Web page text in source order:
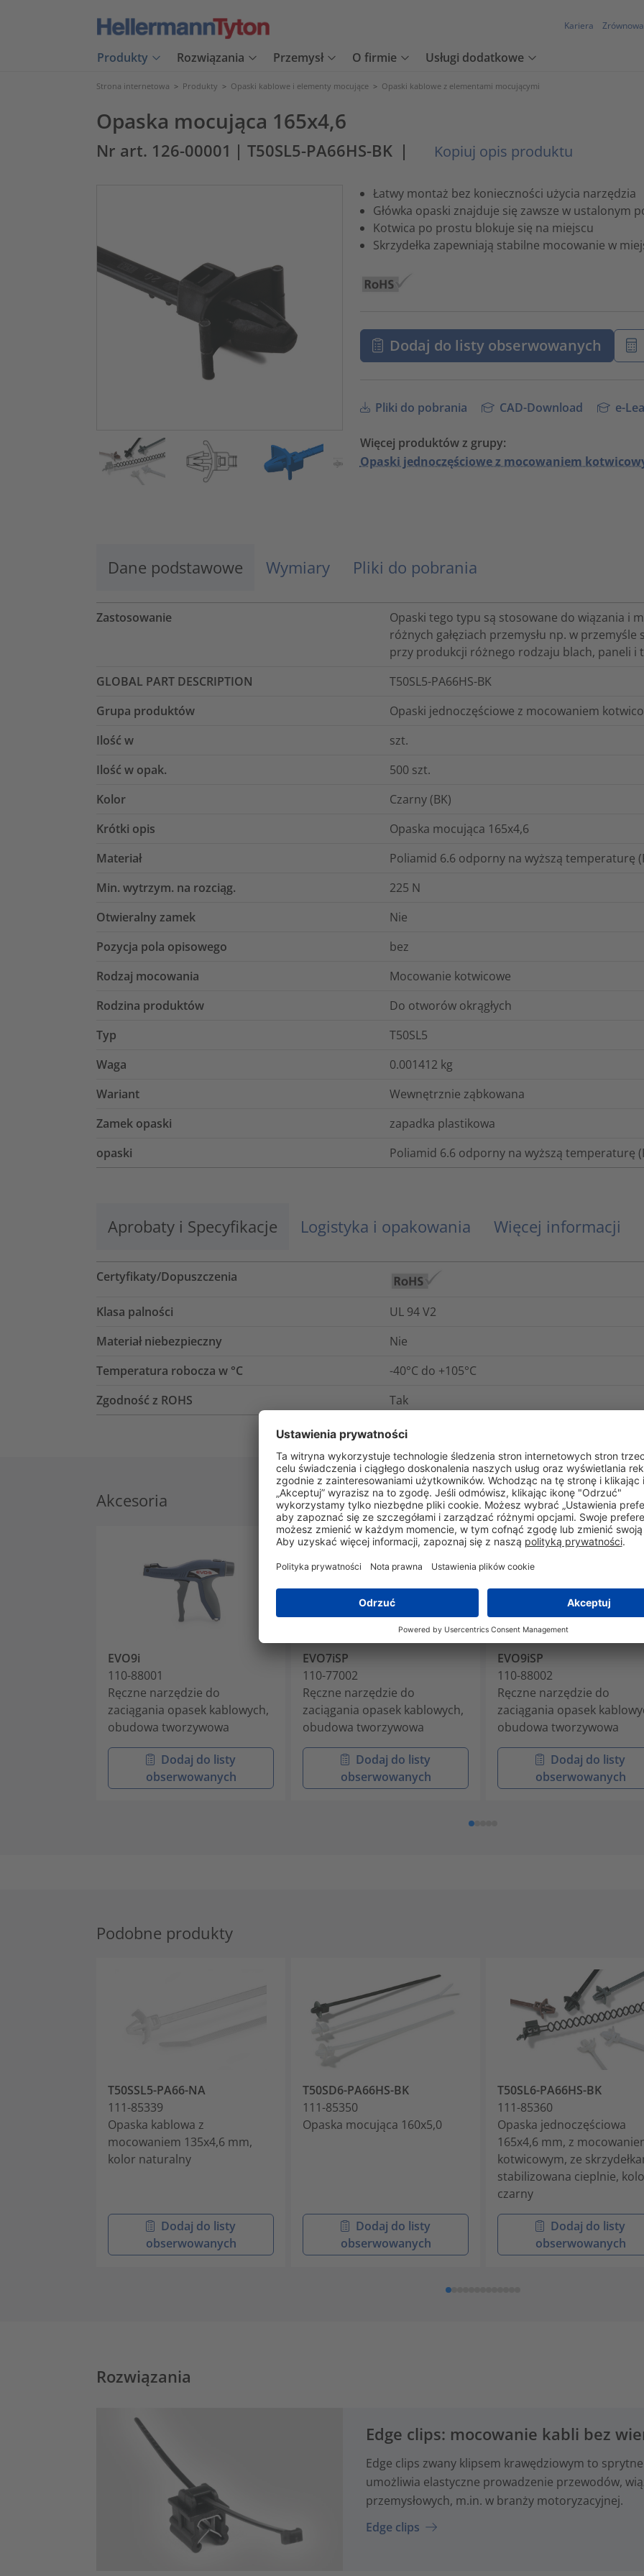
Kariera
Produkty Rozwiązania Przemysł O firmie Usługi dodatkowe
Strona internetowa > Produkty > Opaski kablowe i elementy mocujące > Opaski kablowe z elementami mocującymi
Opaska mocująca 165x4,6
Nr art. 126-00001 | T50SL5-PA66HS-BK | Kopiuj opis produktu
Łatwy montaż bez konieczności użycia narzędzia
Główka opaski znajduje się zawsze w ustalonym
Kotwica po prostu blokuje się na miejscu
Skrzydełka zapewniają stabilne mocowanie w
Dodaj do listy obserwowanych
Pliki do pobrania CAD-Download e-
Więcej produktów z grupy:
Opaski jednoczęściowe z mocowaniem
Dane podstawowe Wymiary Pliki do pobrania
Zastosowanie
Opaski tego typu są stosowane do wiązania i
różnych gałęziach przemysłu np. w
przy produkcji różnego rodzaju blach, paneli i
GLOBAL PART DESCRIPTION
T50SL5-PA66HS-BK
Grupa produktów
Opaski jednoczęściowe z mocowaniem
Ilość w
szt.
Ilość w opak.
500 szt.
Kolor
Czarny (BK)
Krótki opis
Opaska mocująca 165x4,6
Materiał
Poliamid 6.6 odporny na wyższą temperaturę
Min. wytrzym. na rozciąg.
225 N
Otwieralny zamek
Nie
Pozycja pola opisowego
bez
Rodzaj mocowania
Mocowanie kotwicowe
Rodzina produktów
Do otworów okrągłych
Typ
T50SL5
Waga
0.001412 kg
Wariant
Wewnętrznie ząbkowana
Zamek opaski
zapadka plastikowa
opaski
Poliamid 6.6 odporny na wyższą temperaturę
Aprobaty i Specyfikacje Logistyka i opakowania Więcej informacji
Certyfikaty/Dopuszczenia
Klasa palności
UL 94 V2
Materiał niebezpieczny
Nie
Temperatura robocza w °C
-40°C do +105°C
Zgodność z ROHS
Tak
Akcesoria
EVO9i
110-88001
Ręczne narzędzie do
zaciągania opasek kablowych,
obudowa tworzywowa
Dodaj do listy
obserwowanych
EVO7iSP
110-77002
Ręczne narzędzie do
zaciągania opasek kablowych,
obudowa tworzywowa
Dodaj do listy
obserwowanych
EVO9iSP
110-88002
Ręczne narzędzie do
zaciągania opasek
obudowa tworzywowa
Dodaj do listy
obserwowanych
Podobne produkty
T50SSL5-PA66-NA
111-85339
Opaska kablowa z
mocowaniem 135x4,6 mm,
kolor naturalny
Dodaj do listy
obserwowanych
T50SD6-PA66HS-BK
111-85350
Opaska mocująca 160x5,0
Dodaj do listy
obserwowanych
T50SL6-PA66HS-BK
111-85360
Opaska jednoczęściowa
165x4,6 mm, z
kotwicowym, ze
stabilizowana cieplnie,
czarny
Dodaj do listy
obserwowanych
Rozwiązania
Edge clips: mocowanie kabli bez
Edge clips zwany klipsem krawędziowym to
umożliwia elastyczne prowadzenie przewodów,
przemysłowych, m.in. w branży motoryzacyjnej.
Edge clips